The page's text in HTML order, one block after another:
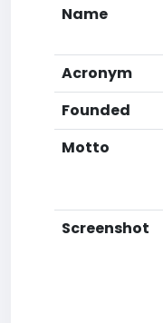
Name
Acronym
Founded
Motto
Screenshot